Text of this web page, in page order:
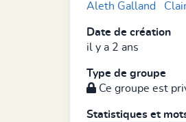
Aleth Galland
Date de création
il y a 2 ans
Type de groupe
Ce groupe est
Statistiques et